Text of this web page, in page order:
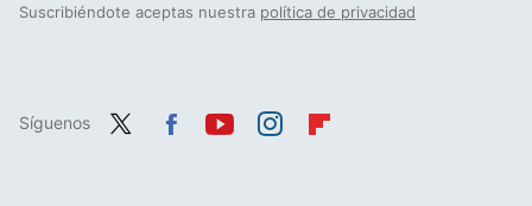
Suscribiéndote aceptas nuestra política de privacidad
Síguenos